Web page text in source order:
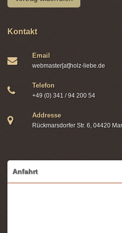
Kontakt
Email
webmaster[at]holz-liebe.de
Telefon
+49 (0) 341 / 94 200 54
Addresse
Rückmarsdorfer Str. 6, 04420
Anfahrt